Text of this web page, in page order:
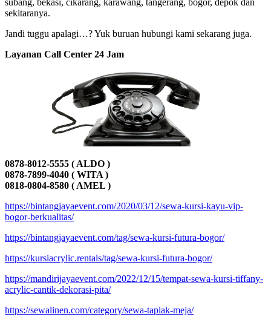
subang, bekasi, cikarang, karawang, tangerang, bogor, depok dan
sekitaranya.
Jandi tuggu apalagi…? Yuk buruan hubungi kami sekarang juga.
Layanan Call Center 24 Jam
0878-8012-5555 ( ALDO )
0878-7899-4040 ( WITA )
0818-0804-8580 ( AMEL )
https://bintangjayaevent.com/2020/03/12/sewa-kursi-kayu-vip-
bogor-berkualitas/
https://bintangjayaevent.com/tag/sewa-kursi-futura-bogor/
https://kursiacrylic.rentals/tag/sewa-kursi-futura-bogor/
https://mandirijayaevent.com/2022/12/15/tempat-sewa-kursi-tiffany-
acrylic-cantik-dekorasi-pita/
https://sewalinen.com/category/sewa-taplak-meja/